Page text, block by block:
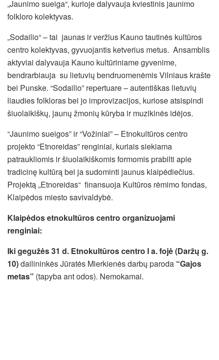
„Jaunimo sueiga“, kurioje dalyvauja kviestinis jaunimo
folkloro kolektyvas.
„Sodailio“ – tai jaunas ir veržlus Kauno tautinės kultūros
centro kolektyvas, gyvuojantis ketverius metus. Ansamblis
aktyviai dalyvauja Kauno kultūriniame gyvenime,
bendrarbiauja su lietuvių bendruomenėmis Vilniaus krašte
bei Punske. “Sodailio” repertuare – autentiškas lietuvių
liaudies folkloras bei jo improvizacijos, kuriose atsispindi
šiuolaikiškų, jaunų žmonių kūryba ir muzikinės idėjos.
“Jaunimo sueigos” ir “Vožiniai” – Etnokultūros centro
projekto “Etnoreidas” renginiai, kuriais siekiama
patraukliomis ir šiuolaikiškomis formomis prabilti apie
tradicinę kultūrą bei ja sudominti jaunus klaipėdiečius.
Projektą „Etnoreidas“ finansuoja Kultūros rėmimo fondas,
Klaipėdos miesto savivaldybė.
Klaipėdos etnokultūros centro organizuojami
renginiai:
Iki gegužės 31 d. Etnokultūros centro I a. fojė (Daržų g.
10)dailininkės Jūratės Mierkienės darbų paroda “Gajos
metas” (tapyba ant odos). Nemokamai.